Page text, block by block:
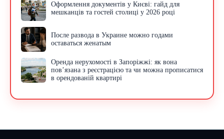
Оформлення документів у Києві: гайд для
мешканців та гостей столиці у 2026 році
После развода в Украине можно годами
оставаться женатым
Оренда нерухомості в Запоріжжі: як вона
пов’язана з реєстрацією та чи можна прописатися
в орендованій квартирі